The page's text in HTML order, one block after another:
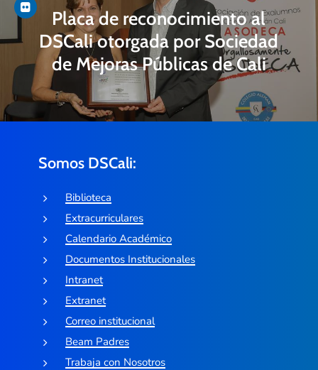
Placa de reconocimiento al
DSCali otorgada por Sociedad
de Mejoras Públicas de Cali
Somos DSCali:
Biblioteca
Extracurriculares
Calendario Académico
Documentos Institucionales
Intranet
Extranet
Correo institucional
Beam Padres
Trabaja con Nosotros